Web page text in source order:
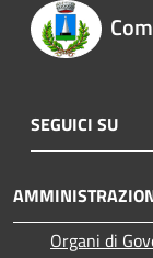
SEGUICI SU
Organi di